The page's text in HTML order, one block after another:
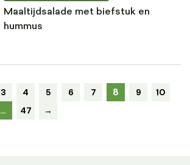
Maaltijdsalade met biefstuk en
hummus
3 4 5 6 7 8 9
10
… 47 →